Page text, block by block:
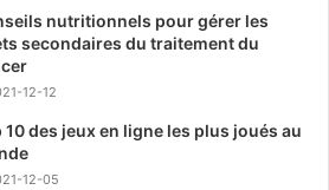
nutritionnels pour gérer les
secondaires du traitement du
12-12
10 des jeux en ligne les plus joués au
12-05